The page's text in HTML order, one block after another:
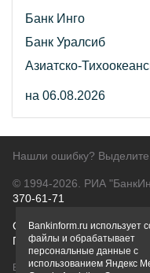
Банк Инго
Банк Уралсиб
Азиатско-
на 06.08.2026
Нашли ошибку? Выделите
© 1994-2026. РИА
370-61-71
О проектеПолитика
Правовая информация
Вся информация о
Bankinform.ru использует
файлы и обрабатывает
персональные данные с
использованием Яндекс